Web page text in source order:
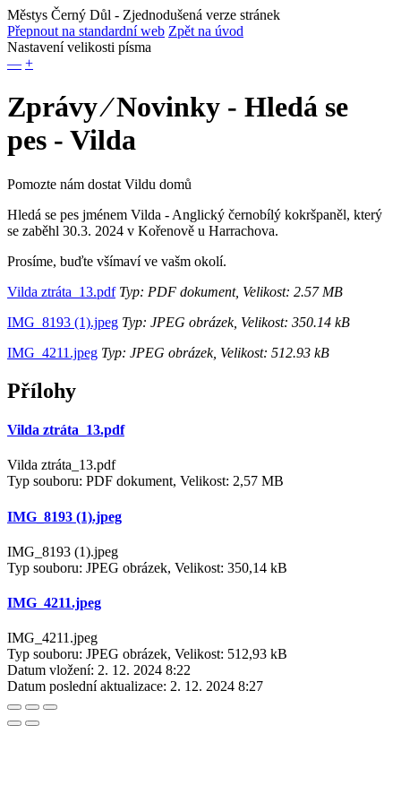
Městys Černý Důl - Zjednodušená verze stránek
Přepnout na standardní web Zpět na úvod
Nastavení velikosti písma
— +
Zprávy ⁄ Novinky - Hledá se
pes - Vilda
Pomozte nám dostat Vildu domů
Hledá se pes jménem Vilda - Anglický černobílý kokršpaněl, který
se zaběhl 30.3. 2024 v Kořenově u Harrachova.
Prosíme, buďte všímaví ve vašm okolí.
Vilda ztráta_13.pdfTyp: PDF dokument, Velikost: 2.57 MB
IMG_8193 (1).jpeg Typ: JPEG obrázek, Velikost: 350.14 kB
IMG_4211.jpeg Typ: JPEG obrázek, Velikost: 512.93 kB
Přílohy
Vilda ztráta_13.pdf
Vilda ztráta_13.pdf
Typ souboru: PDF dokument, Velikost: 2,57 MB
IMG_8193 (1).jpeg
IMG_8193 (1).jpeg
Typ souboru: JPEG obrázek, Velikost: 350,14 kB
IMG_4211.jpeg
IMG_4211.jpeg
Typ souboru: JPEG obrázek, Velikost: 512,93 kB
Datum vložení: 2. 12. 2024 8:22
Datum poslední aktualizace: 2. 12. 2024 8:27